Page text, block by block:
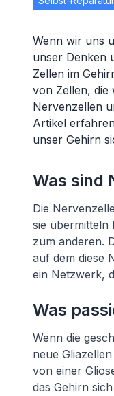
Wenn wir uns
unser Denken
Zellen im
von Zellen, die
Nervenzellen
Artikel
unser Gehirn
Was sind
Die
sie übermitteln
zum anderen.
auf dem diese
ein Netzwerk,
Was
Wenn die
neue
von einer
das Gehirn